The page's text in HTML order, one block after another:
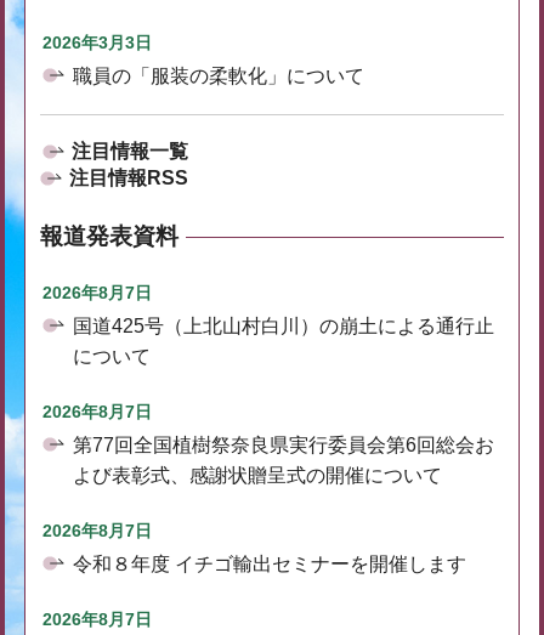
2026年3月3日
職員の「服装の柔軟化」について
注目情報一覧
注目情報RSS
報道発表資料
2026年8月7日
国道425号（上北山村白川）の崩土による通行止
について
2026年8月7日
第77回全国植樹祭奈良県実行委員会第6回総会お
よび表彰式、感謝状贈呈式の開催について
2026年8月7日
令和８年度 イチゴ輸出セミナーを開催します
2026年8月7日